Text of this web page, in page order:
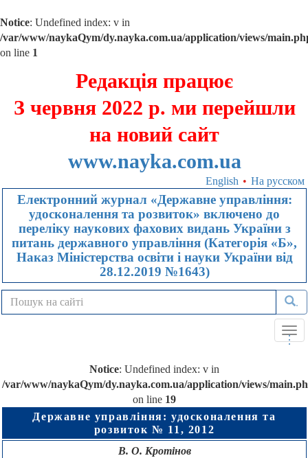
Notice: Undefined index: v in
/var/www/naykaQym/dy.nayka.com.ua/application/views/
on line 1
Редакція працює
З червня 2022 р. ми перейшли
на новий сайт
www.nayka.com.ua
English • На русском
Електронний журнал «Державне управління:
удосконалення та розвиток» включено до
переліку наукових фахових видань України з
питань державного управління (Категорія «Б»,
Наказ Міністерства освіти і науки України від
28.12.2019 №1643)
...
Notice: Undefined index: v in
/var/www/naykaQym/dy.nayka.com.ua/application/views/
on line 19
Державне управління: удосконалення та
розвиток № 11, 2012
В. О. Кротінов